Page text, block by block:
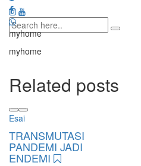
myhome
myhome
Related posts
Esai
TRANSMUTASI
PANDEMI JADI
ENDEMI